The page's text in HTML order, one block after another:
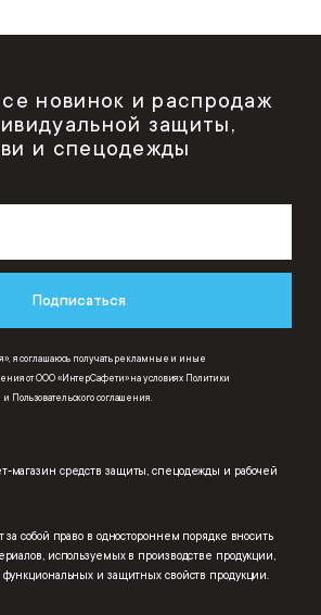
новинок и распродаж
защиты,
и спецодежды
Подписаться
я соглашаюсь получать рекламные и иные
от ООО «ИнтерСафети» на условиях Политики
и Пользовательского соглашения
магазин средств защиты, спецодежды и рабочей
за собой право в одностороннем порядке вносить
используемых в производстве продукции,
и защитных свойств продукции.